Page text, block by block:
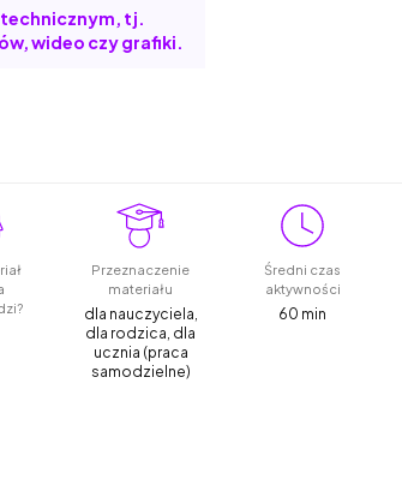
technicznym, tj.
wideo czy grafiki.
Przeznaczenie
materiału
dla nauczyciela,
dla rodzica, dla
ucznia (praca
samodzielne)
Średni czas
aktywności
60 min